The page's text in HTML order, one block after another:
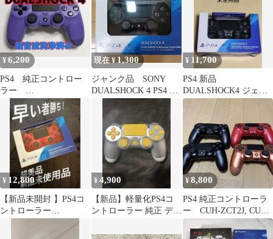
¥6,200
PS4 純正コントロー
ラー
DUALSHOCK4 エレ
クトリック・パープル
現在 ¥ 1,300
ジャンク品 SONY
DUALSHOCK 4 PS4 コ
ントローラー 本体
¥ 11,700
PS4 新品
DUALSHOCK4 ジェッ
ト・ブラック CUH-
ZCT2J
¥ 12,800
【新品未開封 】PS4コ
ントローラー
DUALSHOCK 4 マグマ
¥4,900
【新品】軽量化PS4コ
ントローラー 純正 デュ
品 希少
¥8,800
PS4 純正コントローラ
ー CUH-ZCT2J, CUH-
ZCT1J